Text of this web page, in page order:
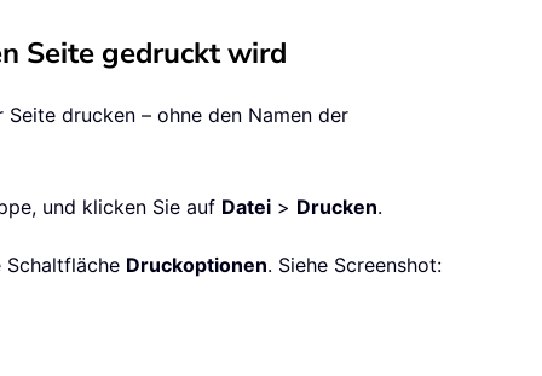
Seite gedruckt wird
drucken – ohne den Namen der
und klicken Sie auf Datei > Drucken.
Schaltfläche Druckoptionen. Siehe Screenshot: